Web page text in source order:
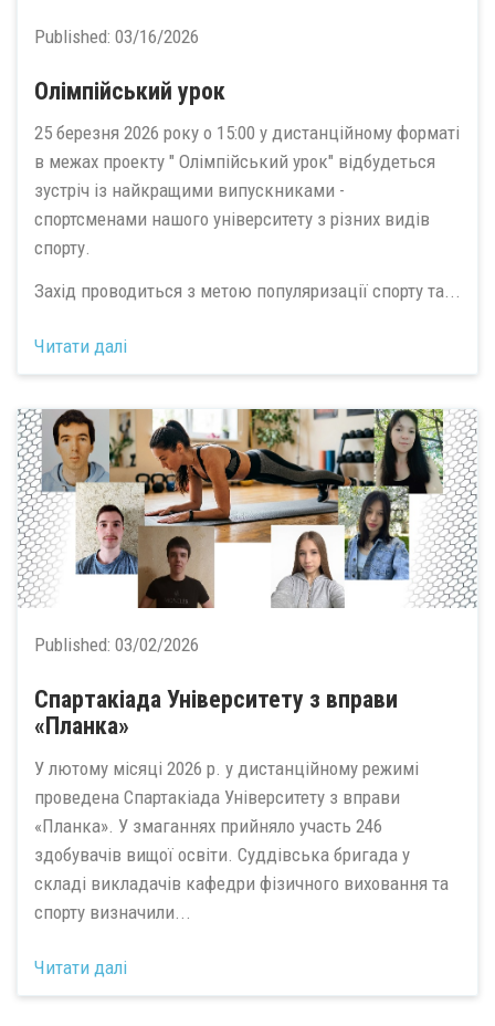
Published: 03/16/2026
Олімпійський урок
25 березня 2026 року о 15:00 у дистанційному форматі
в межах проекту " Олімпійський урок" відбудеться
зустріч із найкращими випускниками -
спортсменами нашого університету з різних видів
спорту.
Захід проводиться з метою популяризації спорту та...
Читати далі
Published: 03/02/2026
Спартакіада Університету з вправи
«Планка»
У лютому місяці 2026 р. у дистанційному режимі
проведена Спартакіада Університету з вправи
«Планка». У змаганнях прийняло участь 246
здобувачів вищої освіти. Суддівська бригада у
складі викладачів кафедри фізичного виховання та
спорту визначили...
Читати далі